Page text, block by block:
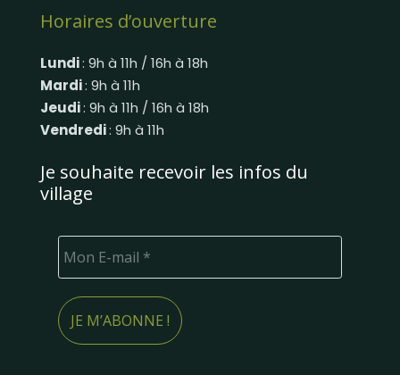
Horaires d’ouverture
Lundi: 9h à 11h / 16h à 18h
Mardi: 9h à 11h
Jeudi: 9h à 11h / 16h à 18h
Vendredi: 9h à 11h
Je souhaite recevoir les infos du
village